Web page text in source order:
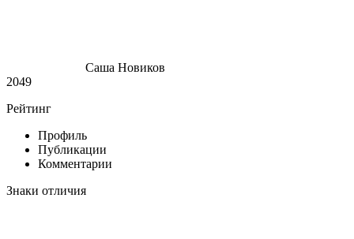
Саша Новиков
2049
Рейтинг
Профиль
Публикации
Комментарии
Знаки отличия